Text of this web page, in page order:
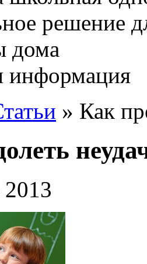
информация
» Как